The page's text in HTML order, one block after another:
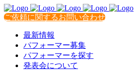
ご依頼に関するお問い合わせ
最新情報
パフォーマー募集
パフォーマーを探す
発表会について